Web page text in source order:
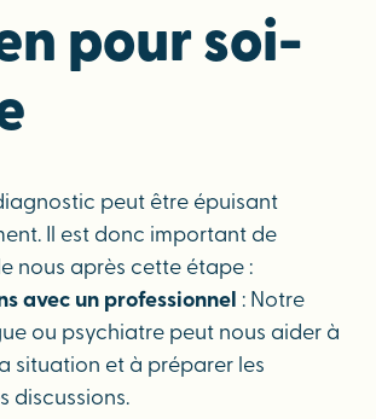
pour soi-
peut être épuisant
Il est donc important de
nous après cette étape :
avec un professionnel : Notre
ou psychiatre peut nous aider à
situation et à préparer les
discussions.